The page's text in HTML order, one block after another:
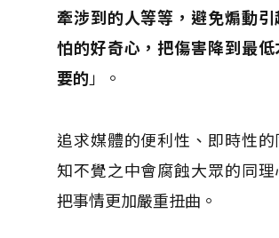
牽涉到的人等等，避免煽動
怕的好奇心，把傷害降到最
要的」。
追求媒體的便利性、即時性
知不覺之中會腐蝕大眾的同
把事情更加嚴重扭曲。